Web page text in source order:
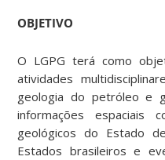
OBJETIVO
O LGPG terá como
atividades
geologia do petróleo e
informações espaciais
geológicos do Estado
Estados brasileiros e